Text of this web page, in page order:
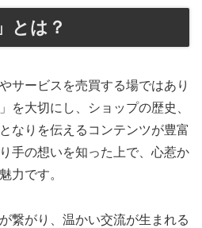
とは？
サービスを売買する場ではあり
を大切にし、ショップの歴史、
なりを伝えるコンテンツが豊富
手の想いを知った上で、心惹か
力です。
繋がり、温かい交流が生まれる